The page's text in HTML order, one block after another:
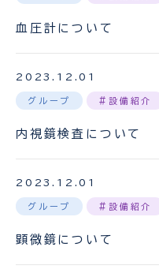
血圧計について
2023.12.01
グループ #設備紹介
内視鏡検査について
2023.12.01
グループ #設備紹介
顕微鏡について